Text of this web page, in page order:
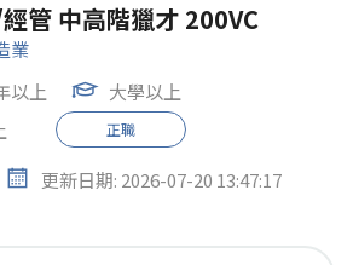
管 中高階獵才 200VC
業
以上
大學以上
正職
更新日期: 2026-07-20 13:47:17